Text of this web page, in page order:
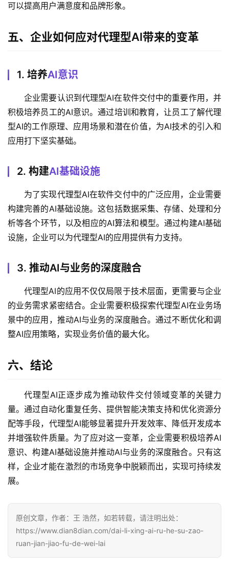
可以提高用户满意度和品牌形象。
五、企业如何应对代理型AI带来的变革
1. 培养AI意识
企业需要认识到代理型AI在软件交付中的重要作用，并
积极培养员工的AI意识。通过培训和教育，让员工了解代理
型AI的工作原理、应用场景和潜在价值，为AI技术的引入和
应用打下坚实基础。
2. 构建AI基础设施
为了实现代理型AI在软件交付中的广泛应用，企业需要
构建完善的AI基础设施。这包括数据采集、存储、处理和分
析等各个环节，以及相应的AI算法和模型。通过构建AI基础
设施，企业可以为代理型AI的应用提供有力支持。
3. 推动AI与业务的深度融合
代理型AI的应用不仅仅局限于技术层面，更需要与企业
的业务需求紧密结合。企业需要积极探索代理型AI在业务场
景中的应用，推动AI与业务的深度融合。通过不断优化和调
整AI应用策略，实现业务价值的最大化。
六、结论
代理型AI正逐步成为推动软件交付领域变革的关键力
量。通过自动化重复任务、提供智能决策支持和优化资源分
配等手段，代理型AI能够显著提升开发效率、降低开发成本
并增强软件质量。为了应对这一变革，企业需要积极培养AI
意识、构建AI基础设施并推动AI与业务的深度融合。只有这
样，企业才能在激烈的市场竞争中脱颖而出，实现可持续发
展。
原创文章，作者：王 浩然，如若转载，请注明出处：
https://www.dian8dian.com/dai-li-xing-ai-ru-he-su-zao-
ruan-jian-jiao-fu-de-wei-lai